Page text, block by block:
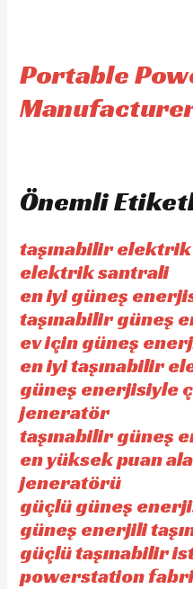
Portable
Önemli
taşınabilir
elektrik santrali
en iyi güneş
taşınabilir güneş
ev için güneş
en iyi taşınabilir
güneş enerjisiyle
jeneratör
taşınabilir güneş
en yüksek puan
jeneratörü
güçlü güneş
güneş enerjili
güçlü taşınabilir
powerstation